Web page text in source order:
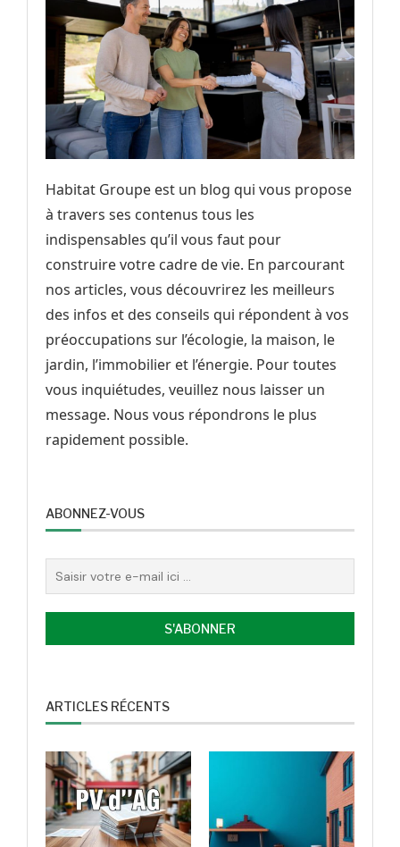
Habitat Groupe est un blog qui vous propose
à travers ses contenus tous les
indispensables qu’il vous faut pour
construire votre cadre de vie. En parcourant
nos articles, vous découvrirez les meilleurs
des infos et des conseils qui répondent à vos
préoccupations sur l’écologie, la maison, le
jardin, l’immobilier et l’énergie. Pour toutes
vous inquiétudes, veuillez nous laisser un
message. Nous vous répondrons le plus
rapidement possible.
ABONNEZ-VOUS
ARTICLES RÉCENTS